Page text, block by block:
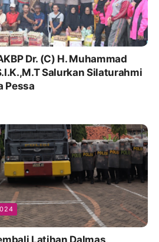
Dr. (C) H. Muhammad
Salurkan Silaturahmi
Pessa